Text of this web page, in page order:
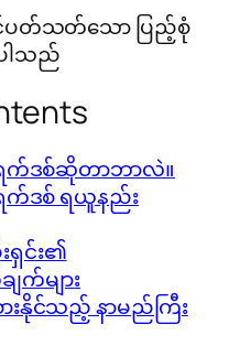
င့်ပတ်သတ်သော ပြည့်စုံ
ါသည်
ရက်ဒစ်ဆိုတာဘာလဲ။
ရက်ဒစ် ရယူနည်း
ရှင်း၏
က်များ
ားနိုင်သည့် နာမည်ကြီး